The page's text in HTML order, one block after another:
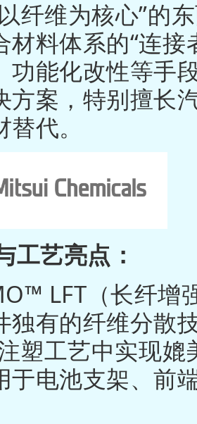
纤维为核心”的
材料体系的“连接
功能化改性等手
方案，特别擅长
代。
工艺亮点：
LFT（长纤增
独有的纤维分散
塑工艺中实现
于电池支架、前